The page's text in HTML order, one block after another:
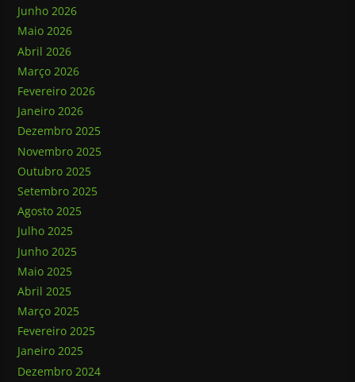
Junho 2026
Maio 2026
Abril 2026
Março 2026
Fevereiro 2026
Janeiro 2026
Dezembro 2025
Novembro 2025
Outubro 2025
Setembro 2025
Agosto 2025
Julho 2025
Junho 2025
Maio 2025
Abril 2025
Março 2025
Fevereiro 2025
Janeiro 2025
Dezembro 2024